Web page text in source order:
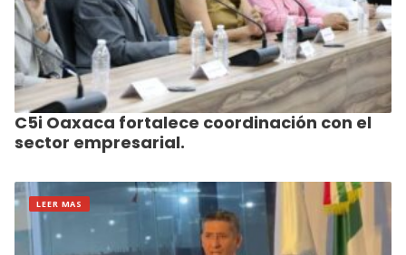
C5i Oaxaca fortalece coordinación con el
sector empresarial.
LEER MAS